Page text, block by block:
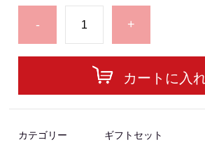
- +
カートに入
カテゴリー ギフトセット